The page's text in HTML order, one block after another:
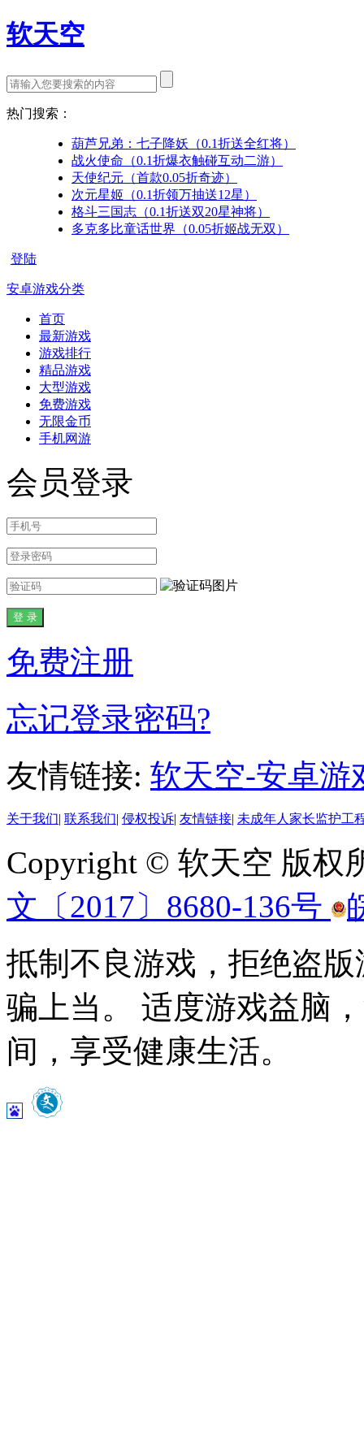
软天空
热门搜索：
葫芦兄弟：七子降妖（0.1折送全红将）
战火使命（0.1折爆衣触碰互动二游）
天使纪元（首款0.05折奇迹）
次元星姬（0.1折领万抽送12星）
格斗三国志（0.1折送双20星神将）
多克多比童话世界（0.05折姬战无双）
登陆
安卓游戏分类
首页
最新游戏
游戏排行
精品游戏
大型游戏
免费游戏
无限金币
手机网游
会员登录
免费注册
忘记登录密码?
友情链接: 软天空-安卓游
关于我们| 联系我们| 侵权投诉| 友情链接| 未成年人家长监护工
Copyright © 软天空 版权
文〔2017〕8680-136号
抵制不良游戏，拒绝盗
骗上当。 适度游戏益脑
间，享受健康生活。